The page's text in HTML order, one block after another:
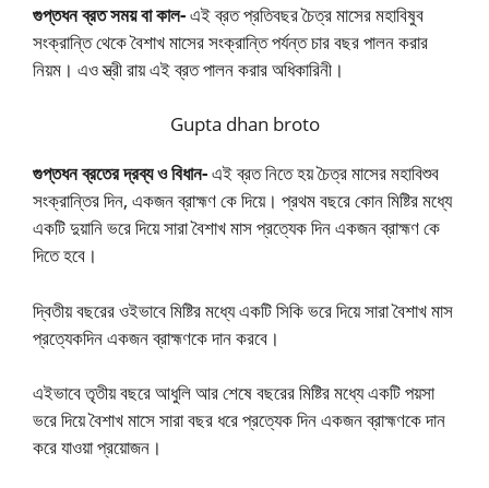
গুপ্তধন ব্রত সময় বা কাল-এই ব্রত প্রতিবছর চৈত্র মাসের মহাবিষুব
সংক্রান্তি থেকে বৈশাখ মাসের সংক্রান্তি পর্যন্ত চার বছর পালন করার
নিয়ম। এও স্ত্রী রায় এই ব্রত পালন করার অধিকারিনী।
Gupta dhan broto
গুপ্তধন ব্রতের দ্রব্য ও বিধান-এই ব্রত নিতে হয় চৈত্র মাসের মহাবিশুব
সংক্রান্তির দিন, একজন ব্রাহ্মণ কে দিয়ে। প্রথম বছরে কোন মিষ্টির মধ্যে
একটি দুয়ানি ভরে দিয়ে সারা বৈশাখ মাস প্রত্যেক দিন একজন ব্রাহ্মণ কে
দিতে হবে।
দ্বিতীয় বছরের ওইভাবে মিষ্টির মধ্যে একটি সিকি ভরে দিয়ে সারা বৈশাখ মাস
প্রত্যেকদিন একজন ব্রাহ্মণকে দান করবে।
এইভাবে তৃতীয় বছরে আধুলি আর শেষে বছরের মিষ্টির মধ্যে একটি পয়সা
ভরে দিয়ে বৈশাখ মাসে সারা বছর ধরে প্রত্যেক দিন একজন ব্রাহ্মণকে দান
করে যাওয়া প্রয়োজন।